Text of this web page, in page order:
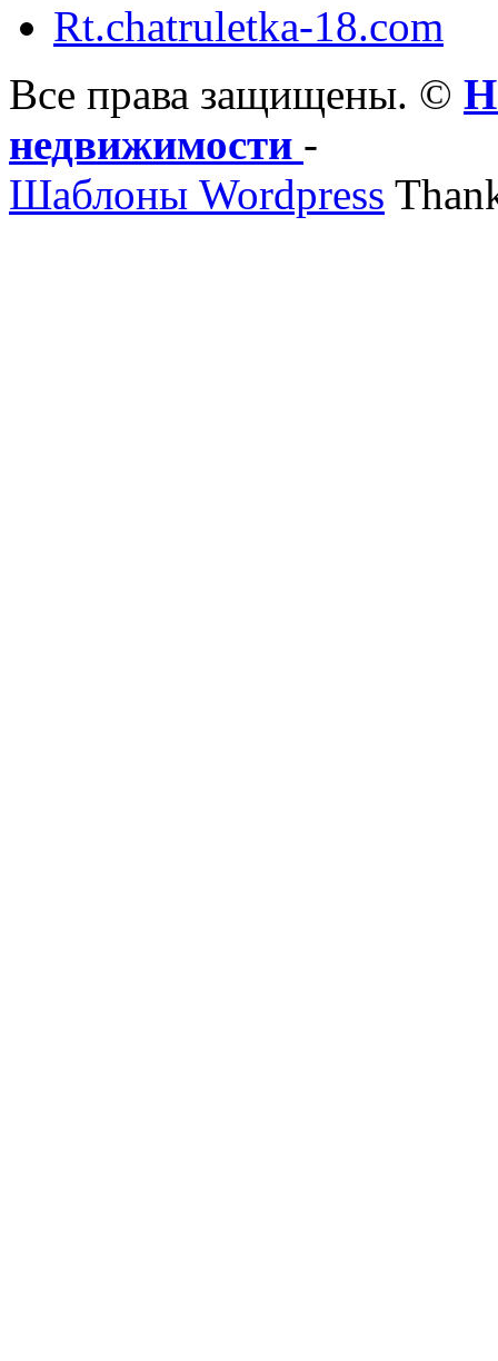
Rt.chatruletka-18.com
Все права защищены. ©
недвижимости -
Шаблоны Wordpress